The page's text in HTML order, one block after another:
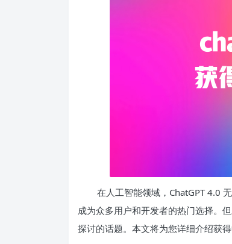
在人工智能领域，ChatGPT 4.0
成为众多用户和开发者的热门选择。
探讨的话题。本文将为您详细介绍获